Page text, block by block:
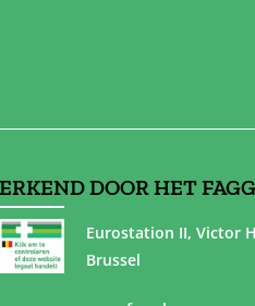
ERKEND DOOR HET FAGG
Eurostation II, Victor
Brussel